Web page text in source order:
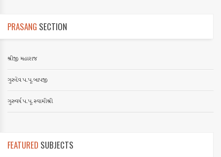
PRASANG SECTION
શ્રીજી મહારાજ
ગુરુદેવ પ.પૂ.બાપજી
ગુરુવર્ય પ.પૂ.સ્વામીશ્રી
FEATURED SUBJECTS